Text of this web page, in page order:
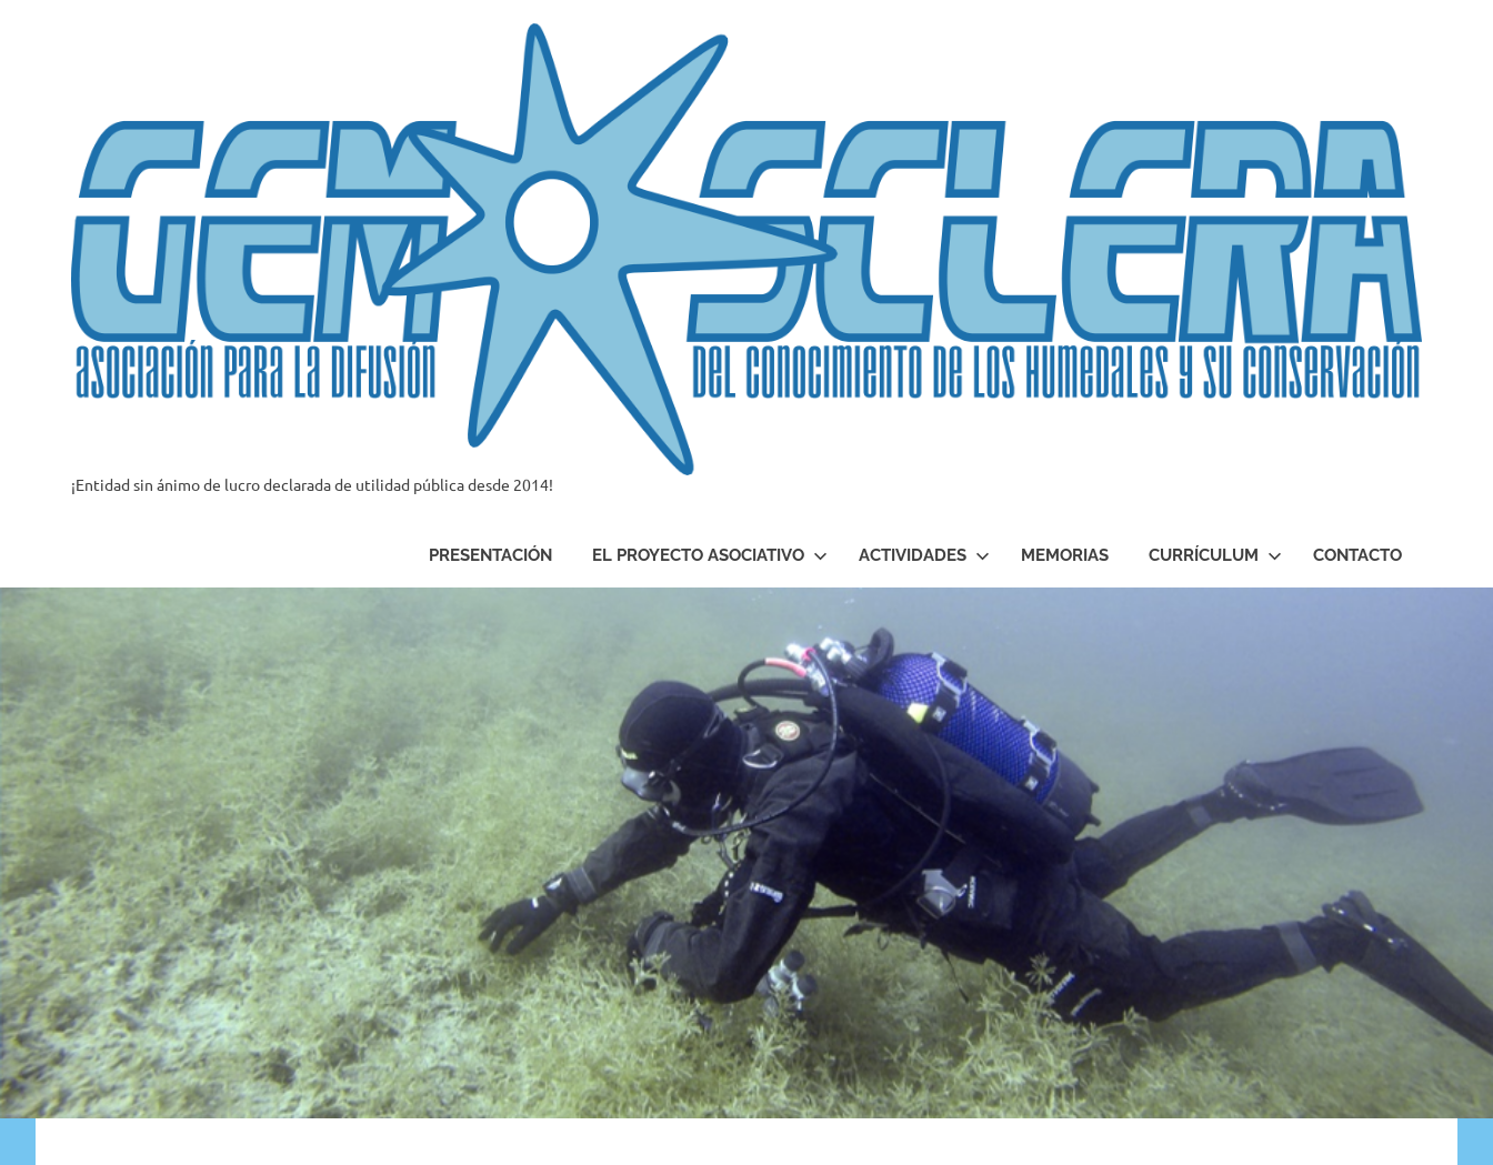
Asociación
¡Entidad sin ánimo de lucro declarada de utilidad pública desde 2014!
PRESENTACIÓN EL PROYECTO ASOCIATIVO ACTIVIDADES MEMORIAS CURRÍCULUM CONTACTO